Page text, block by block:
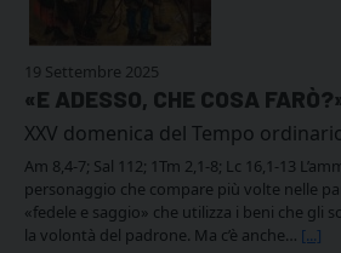
19 Settembre 2025
«E ADESSO, CHE COSA
XXV domenica del Tempo
Am 8,4-7; Sal 112; 1Tm 2,1-8; Lc 16,1-13
personaggio che compare più volte nelle
«fedele e saggio» che utilizza i beni che gli
la volontà del padrone. Ma c’è anche… [...]